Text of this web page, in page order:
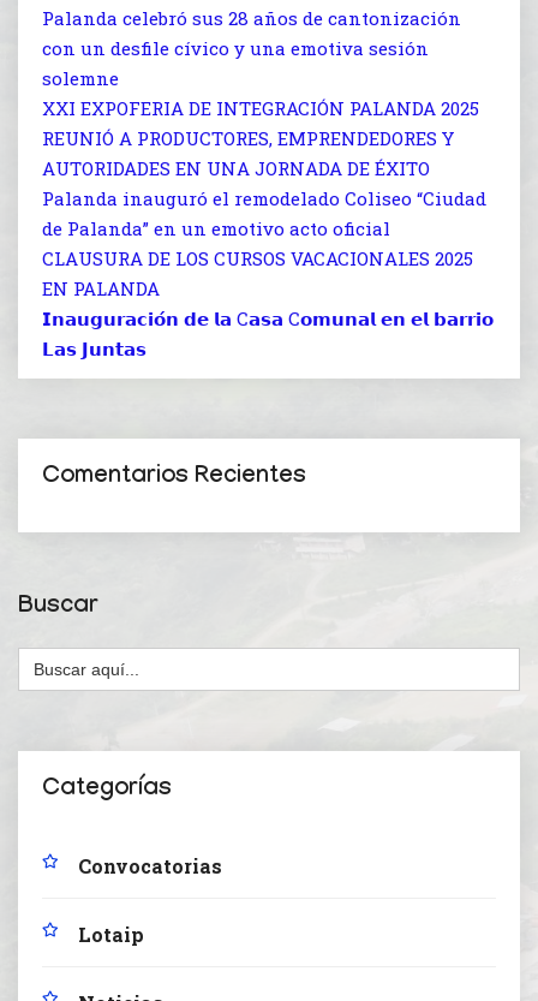
Palanda celebró sus 28 años de cantonización
con un desfile cívico y una emotiva sesión
solemne
XXI EXPOFERIA DE INTEGRACIÓN PALANDA 2025
REUNIÓ A PRODUCTORES, EMPRENDEDORES Y
AUTORIDADES EN UNA JORNADA DE ÉXITO
Palanda inauguró el remodelado Coliseo “Ciudad
de Palanda” en un emotivo acto oficial
CLAUSURA DE LOS CURSOS VACACIONALES 2025
EN PALANDA
𝗜𝗻𝗮𝘂𝗴𝘂𝗿𝗮𝗰𝗶𝗼́𝗻 𝗱𝗲 𝗹𝗮 C𝗮𝘀𝗮 C𝗼𝗺𝘂𝗻𝗮𝗹 𝗲𝗻 𝗲𝗹 𝗯𝗮𝗿𝗿𝗶𝗼
𝗟𝗮𝘀 𝗝𝘂𝗻𝘁𝗮𝘀
Comentarios Recientes
Buscar
Buscar:
Categorías
Convocatorias
Lotaip